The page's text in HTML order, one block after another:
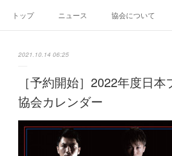
トップ ニュース 協会について
2021.10.14 06:25
［予約開始］2022年度日
協会カレンダー